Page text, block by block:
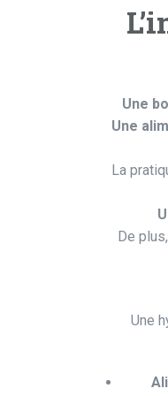
Une
Une
La
De
Une